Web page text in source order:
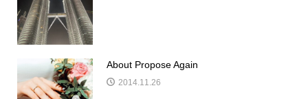
About Propose Again
2014.11.26